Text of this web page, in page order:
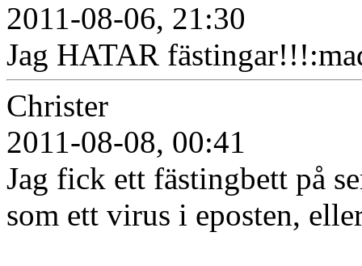
2011-08-06, 21:30
Jag HATAR
Christer
2011-08-08, 00:41
Jag fick ett fästingbett på
som ett virus i eposten,